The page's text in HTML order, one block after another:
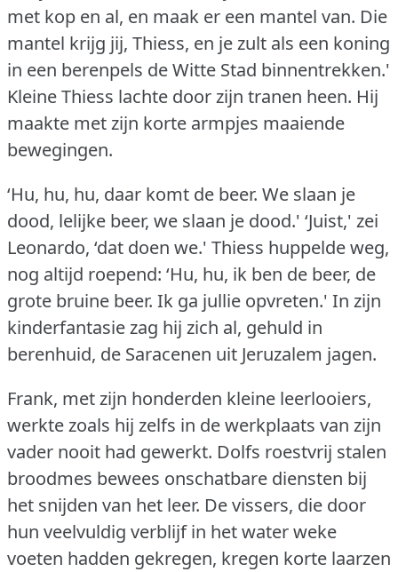
met kop en al, en maak er een mantel van. Die
mantel krijg jij, Thiess, en je zult als een koning
in een berenpels de Witte Stad binnentrekken.'
Kleine Thiess lachte door zijn tranen heen. Hij
maakte met zijn korte armpjes maaiende
bewegingen.
‘Hu, hu, hu, daar komt de beer. We slaan je
dood, lelijke beer, we slaan je dood.' ‘Juist,' zei
Leonardo, ‘dat doen we.' Thiess huppelde weg,
nog altijd roepend: ‘Hu, hu, ik ben de beer, de
grote bruine beer. Ik ga jullie opvreten.' In zijn
kinderfantasie zag hij zich al, gehuld in
berenhuid, de Saracenen uit Jeruzalem jagen.
Frank, met zijn honderden kleine leerlooiers,
werkte zoals hij zelfs in de werkplaats van zijn
vader nooit had gewerkt. Dolfs roestvrij stalen
broodmes bewees onschatbare diensten bij
het snijden van het leer. De vissers, die door
hun veelvuldig verblijf in het water weke
voeten hadden gekregen, kregen korte laarzen